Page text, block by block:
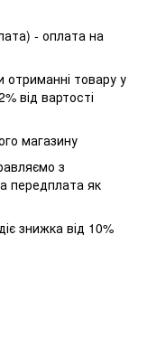
- оплата на
отриманні товару у
від вартості
магазину
з
передплата як
знижка від 10%